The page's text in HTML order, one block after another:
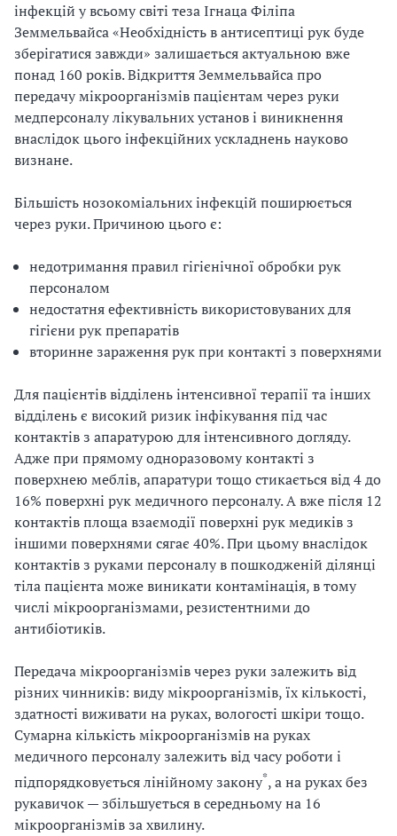
інфекцій у всьому світі теза Ігнаца Філіпа
Земмельвайса «Необхідність в антисептиці рук буде
зберігатися завжди» залишається актуальною вже
понад 160 років. Відкриття Земмельвайса про
передачу мікроорганізмів пацієнтам через руки
медперсоналу лікувальних установ і виникнення
внаслідок цього інфекційних ускладнень науково
визнане.
Більшість нозокоміальних інфекцій поширюється
через руки. Причиною цього є:
недотримання правил гігієнічної обробки рук
персоналом
недостатня ефективність використовуваних для
гігієни рук препаратів
вторинне зараження рук при контакті з поверхнями
Для пацієнтів відділень інтенсивної терапії та інших
відділень є високий ризик інфікування під час
контактів з апаратурою для інтенсивного догляду.
Адже при прямому одноразовому контакті з
поверхнею меблів, апаратури тощо стикається від 4 до
16% поверхні рук медичного персоналу. А вже після 12
контактів площа взаємодії поверхні рук медиків з
іншими поверхнями сягає 40%. При цьому внаслідок
контактів з руками персоналу в пошкодженій ділянці
тіла пацієнта може виникати контамінація, в тому
числі мікроорганізмами, резистентними до
антибіотиків.
Передача мікроорганізмів через руки залежить від
різних чинників: виду мікроорганізмів, їх кількості,
здатності виживати на руках, вологості шкіри тощо.
Сумарна кількість мікроорганізмів на руках
медичного персоналу залежить від часу роботи і
підпорядковується лінійному закону*, а на руках без
рукавичок — збільшується в середньому на 16
мікроорганізмів за хвилину.